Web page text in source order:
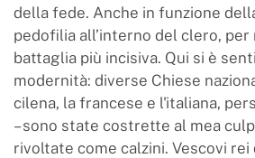
della fede. Anche in funzione
pedofilia all’interno del clero,
battaglia più incisiva. Qui si è
modernità: diverse Chiese
cilena, la francese e l'italiana,
– sono state costrette al mea
rivoltate come calzini. Vescovi rei